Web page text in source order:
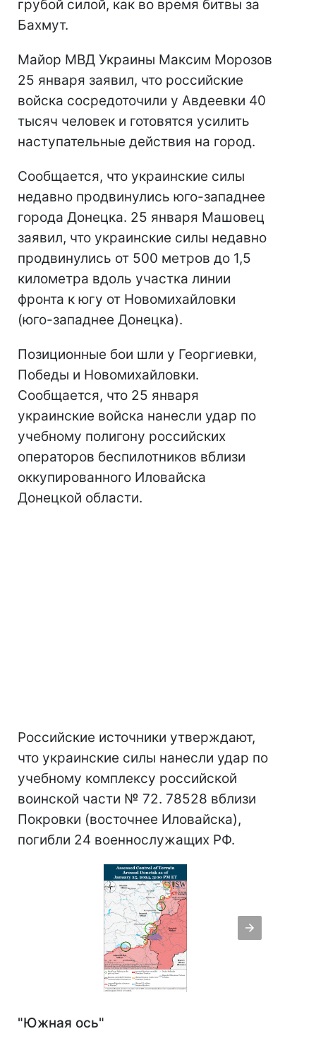
грубой силой, как во время битвы за
Бахмут.
Майор МВД Украины Максим Морозов
25 января заявил, что российские
войска сосредоточили у Авдеевки 40
тысяч человек и готовятся усилить
наступательные действия на город.
Сообщается, что украинские силы
недавно продвинулись юго-западнее
города Донецка. 25 января Машовец
заявил, что украинские силы недавно
продвинулись от 500 метров до 1,5
километра вдоль участка линии
фронта к югу от Новомихайловки
(юго-западнее Донецка).
Позиционные бои шли у Георгиевки,
Победы и Новомихайловки.
Сообщается, что 25 января
украинские войска нанесли удар по
учебному полигону российских
операторов беспилотников вблизи
оккупированного Иловайска
Донецкой области.
Российские источники утверждают,
что украинские силы нанесли удар по
учебному комплексу российской
воинской части № 72. 78528 вблизи
Покровки (восточнее Иловайска),
погибли 24 военнослужащих РФ.
"Южная ось"